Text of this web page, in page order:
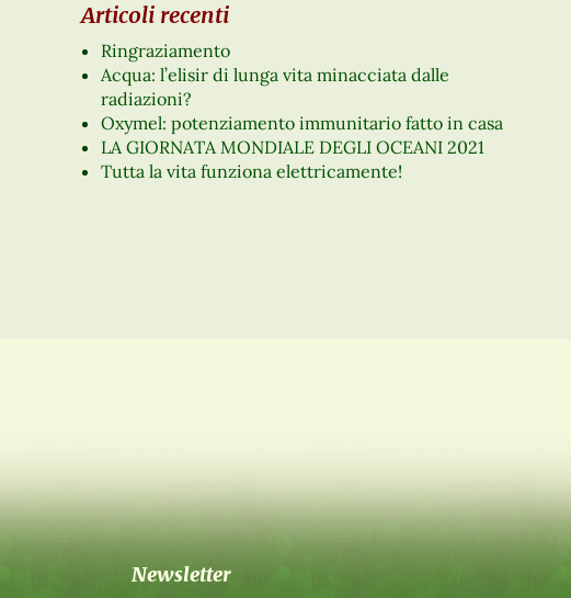
Articoli recenti
Ringraziamento
Acqua: l’elisir di lunga vita minacciata dalle
radiazioni?
Oxymel: potenziamento immunitario fatto in casa
LA GIORNATA MONDIALE DEGLI OCEANI 2021
Tutta la vita funziona elettricamente!
Newsletter